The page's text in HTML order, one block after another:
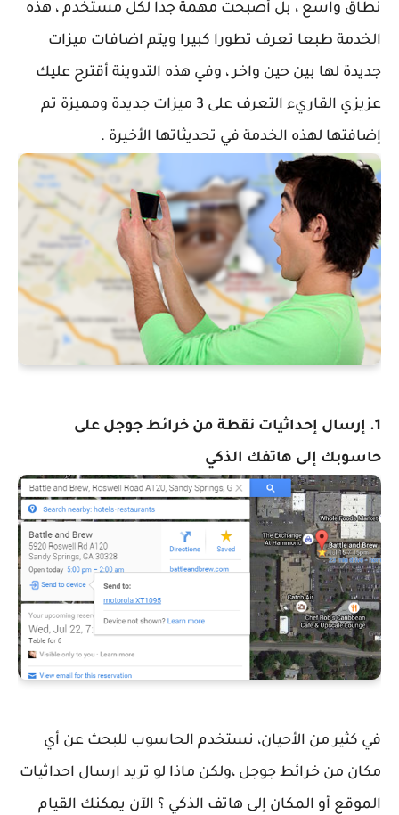
نطاق واسع ، بل أصبحت مهمة جدا لكل مستخدم ، هذه
الخدمة طبعا تعرف تطورا كبيرا ويتم اضافات ميزات
جديدة لها بين حين واخر ، وفي هذه التدوينة أقترح عليك
عزيزي القاريء التعرف على 3 ميزات جديدة ومميزة تم
إضافتها لهذه الخدمة في تحديثاتها الأخيرة .
1. إرسال إحداثيات نقطة من خرائط جوجل على
حاسوبك إلى هاتفك الذكي
في كثير من الأحيان، نستخدم الحاسوب للبحث عن أي
مكان من خرائط جوجل ،ولكن ماذا لو تريد ارسال احداثيات
الموقع أو المكان إلى هاتف الذكي ؟ الآن يمكنك القيام